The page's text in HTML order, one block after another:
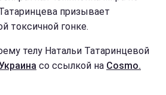
призывает
токсичной гонке.
телу Натальи Татаринцевой
со ссылкой на Cosmo.